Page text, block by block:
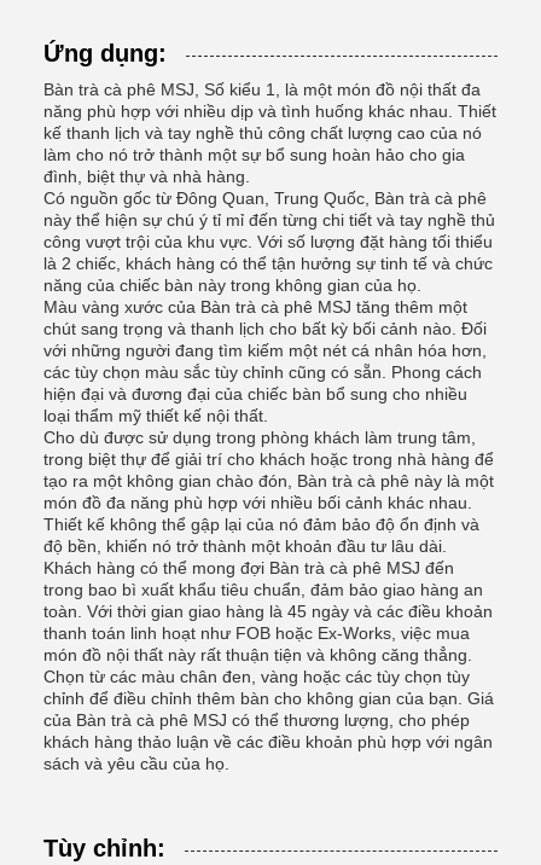
Ứng dụng:
Bàn trà cà phê MSJ, Số kiểu 1, là một món đồ nội thất đa
năng phù hợp với nhiều dịp và tình huống khác nhau. Thiết
kế thanh lịch và tay nghề thủ công chất lượng cao của nó
làm cho nó trở thành một sự bổ sung hoàn hảo cho gia
đình, biệt thự và nhà hàng.
Có nguồn gốc từ Đông Quan, Trung Quốc, Bàn trà cà phê
này thể hiện sự chú ý tỉ mỉ đến từng chi tiết và tay nghề thủ
công vượt trội của khu vực. Với số lượng đặt hàng tối thiểu
là 2 chiếc, khách hàng có thể tận hưởng sự tinh tế và chức
năng của chiếc bàn này trong không gian của họ.
Màu vàng xước của Bàn trà cà phê MSJ tăng thêm một
chút sang trọng và thanh lịch cho bất kỳ bối cảnh nào. Đối
với những người đang tìm kiếm một nét cá nhân hóa hơn,
các tùy chọn màu sắc tùy chỉnh cũng có sẵn. Phong cách
hiện đại và đương đại của chiếc bàn bổ sung cho nhiều
loại thẩm mỹ thiết kế nội thất.
Cho dù được sử dụng trong phòng khách làm trung tâm,
trong biệt thự để giải trí cho khách hoặc trong nhà hàng để
tạo ra một không gian chào đón, Bàn trà cà phê này là một
món đồ đa năng phù hợp với nhiều bối cảnh khác nhau.
Thiết kế không thể gập lại của nó đảm bảo độ ổn định và
độ bền, khiến nó trở thành một khoản đầu tư lâu dài.
Khách hàng có thể mong đợi Bàn trà cà phê MSJ đến
trong bao bì xuất khẩu tiêu chuẩn, đảm bảo giao hàng an
toàn. Với thời gian giao hàng là 45 ngày và các điều khoản
thanh toán linh hoạt như FOB hoặc Ex-Works, việc mua
món đồ nội thất này rất thuận tiện và không căng thẳng.
Chọn từ các màu chân đen, vàng hoặc các tùy chọn tùy
chỉnh để điều chỉnh thêm bàn cho không gian của bạn. Giá
của Bàn trà cà phê MSJ có thể thương lượng, cho phép
khách hàng thảo luận về các điều khoản phù hợp với ngân
sách và yêu cầu của họ.
Tùy chỉnh: